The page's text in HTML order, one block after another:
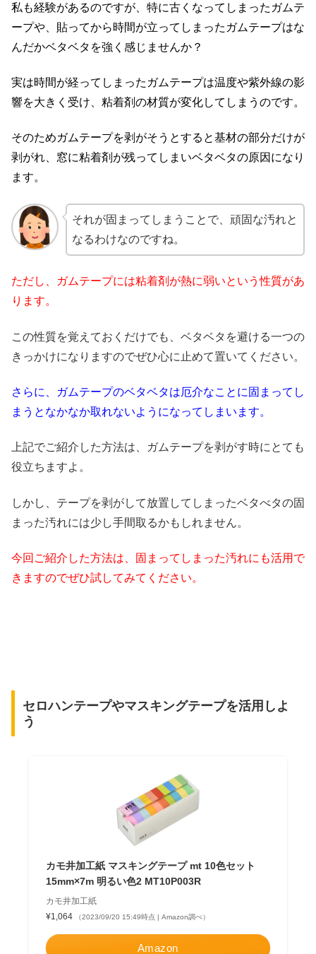
私も経験があるのですが、特に古くなってしまったガムテ
ープや、貼ってから時間が立ってしまったガムテープはな
んだかベタベタを強く感じませんか？
実は時間が経ってしまったガムテープは温度や紫外線の影
響を大きく受け、粘着剤の材質が変化してしまうのです。
そのためガムテープを剥がそうとすると基材の部分だけが
剥がれ、窓に粘着剤が残ってしまいベタベタの原因になり
ます。
それが固まってしまうことで、頑固な汚れと
なるわけなのですね。
ただし、ガムテープには粘着剤が熱に弱いという性質があ
ります。
この性質を覚えておくだけでも、ベタベタを避ける一つの
きっかけになりますのでぜひ心に止めて置いてください。
さらに、ガムテープのベタベタは厄介なことに固まってし
まうとなかなか取れないようになってしまいます。
上記でご紹介した方法は、ガムテープを剥がす時にとても
役立ちますよ。
しかし、テープを剥がして放置してしまったベタべタの固
まった汚れには少し手間取るかもしれません。
今回ご紹介した方法は、固まってしまった汚れにも活用で
きますのでぜひ試してみてください。
セロハンテープやマスキングテープを活用しよ
う
カモ井加工紙 マスキングテープ mt 10色セット
15mm×7m 明るい色2 MT10P003R
カモ井加工紙
¥1,064
（2023/09/20 15:49時点 | Amazon調べ）
Amazon